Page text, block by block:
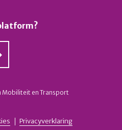
en Transport
Privacyverklaring